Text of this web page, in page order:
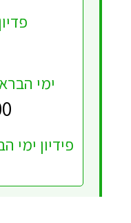
ימי
פידיון ימי